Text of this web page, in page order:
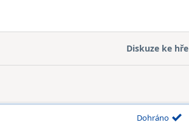
Diskuze ke hře
Dohráno